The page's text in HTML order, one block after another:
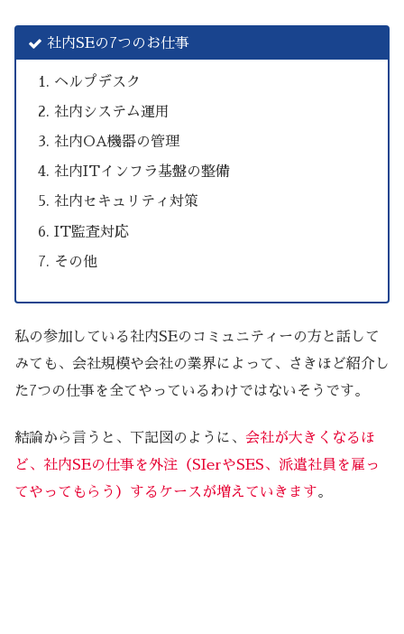
社内SEの7つのお仕事
ヘルプデスク
社内システム運用
社内OA機器の管理
社内ITインフラ基盤の整備
社内セキュリティ対策
IT監査対応
その他
私の参加している社内SEのコミュニティーの方と話して
みても、会社規模や会社の業界によって、さきほど紹介し
た7つの仕事を全てやっているわけではないそうです。
結論から言うと、下記図のように、 会社が大きくなるほ
ど、社内SEの仕事を外注（SIerやSES、派遣社員を雇っ
てやってもらう）するケースが増えていきます。